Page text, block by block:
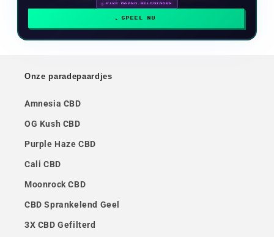
🗓 ELKE MAAND BELONINGEN
SPEEL NU
Onze paradepaardjes
Amnesia CBD
OG Kush CBD
Purple Haze CBD
Cali CBD
Moonrock CBD
CBD Sprankelend Geel
3X CBD Gefilterd